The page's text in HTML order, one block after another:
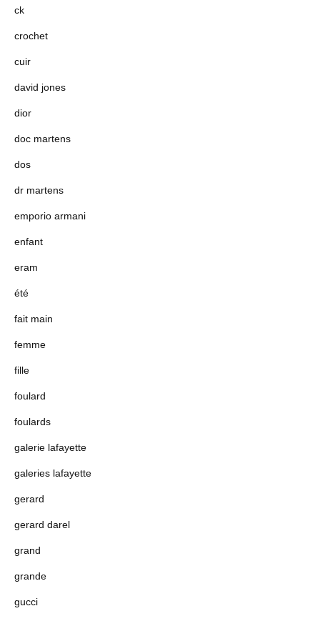
ck
crochet
cuir
david jones
dior
doc martens
dos
dr martens
emporio armani
enfant
eram
été
fait main
femme
fille
foulard
foulards
galerie lafayette
galeries lafayette
gerard
gerard darel
grand
grande
gucci